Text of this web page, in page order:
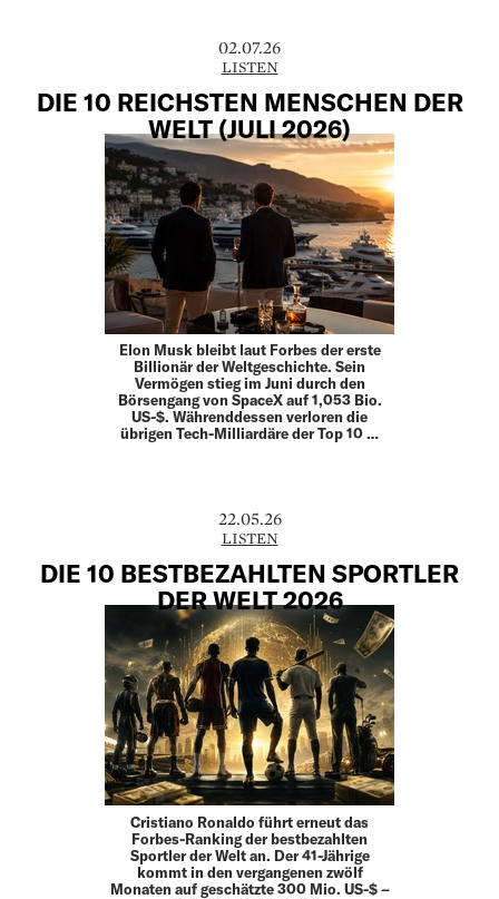
02.07.26
LISTEN
DIE 10 REICHSTEN MENSCHEN DER
WELT (JULI 2026)
Elon Musk bleibt laut Forbes der erste
Billionär der Weltgeschichte. Sein
Vermögen stieg im Juni durch den
Börsengang von SpaceX auf 1,053 Bio.
US-$. Währenddessen verloren die
übrigen Tech-Milliardäre der Top 10 …
22.05.26
LISTEN
DIE 10 BESTBEZAHLTEN SPORTLER
DER WELT 2026
Cristiano Ronaldo führt erneut das
Forbes-Ranking der bestbezahlten
Sportler der Welt an. Der 41-Jährige
kommt in den vergangenen zwölf
Monaten auf geschätzte 300 Mio. US-$ –